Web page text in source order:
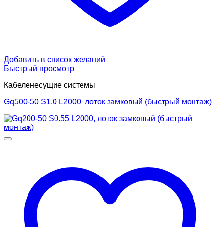
Добавить в список желаний
Быстрый просмотр
Кабеленесущие системы
Gq500-50 S1.0 L2000, лоток замковый (быстрый монтаж)